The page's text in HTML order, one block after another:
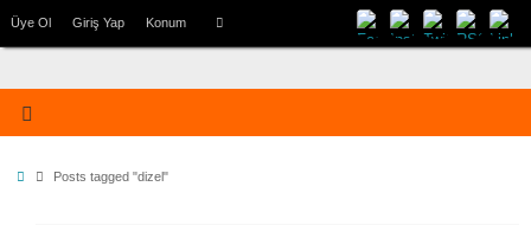
Üye Ol Giriş Yap Konum
Posts tagged "dizel"